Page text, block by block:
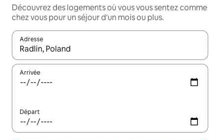
Découvrez des logements où vous vous sentez comme
chez vous pour un séjour d'un mois ou plus.
Adresse
Lorsque les résultats s'affichent, utilisez les flèches vers le
Arrivée
Départ